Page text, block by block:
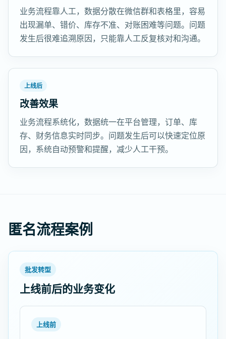
业务流程靠人工，数据分散在微信群和表格里，容易
出现漏单、错价、库存不准、对账困难等问题。问题
发生后很难追溯原因，只能靠人工反复核对和沟通。
上线后
改善效果
业务流程系统化，数据统一在平台管理，订单、库
存、财务信息实时同步。问题发生后可以快速定位原
因，系统自动预警和提醒，减少人工干预。
匿名流程案例
批发转型
上线前后的业务变化
上线前